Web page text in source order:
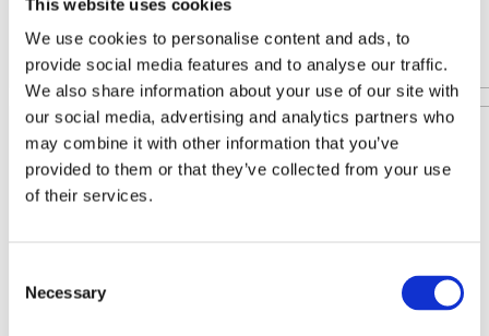
This website uses cookies
We use cookies to personalise content and ads, to
provide social media features and to analyse our traffic.
We also share information about your use of our site with
our social media, advertising and analytics partners who
may combine it with other information that you’ve
provided to them or that they’ve collected from your use
of their services.
Selection
Necessary